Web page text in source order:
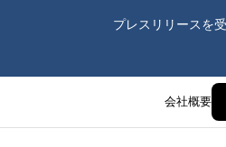
プレスリリースを
会社概要